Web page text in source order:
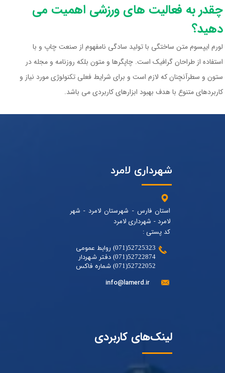
چقدر به فعالیت های ورزشی اهمیت می
دهید؟
لورم ایپسوم متن ساختگی با تولید سادگی نامفهوم از صنعت چاپ و با
استفاده از طراحان گرافیک است. چاپگرها و متون بلکه روزنامه و مجله در
ستون و سطرآنچنان که لازم است و برای شرایط فعلی تکنولوژی مورد نیاز و
کاربردهای متنوع با هدف بهبود ابزارهای کاربردی می باشد.
شهرداری لامرد
استان فارس - شهرستان لامرد - شهر
لامرد - شهرداری لامرد
کد پستی :
52725323(071) روابط عمومی
52722874(071) دفتر شهردار
52722052(071) شماره فاکس
info@lamerd.ir
لینک‌های کاربردی